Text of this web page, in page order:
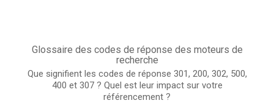
Glossaire des codes de réponse des moteurs de
recherche
Que signifient les codes de réponse 301, 200, 302, 500,
400 et 307 ? Quel est leur impact sur votre
référencement ?